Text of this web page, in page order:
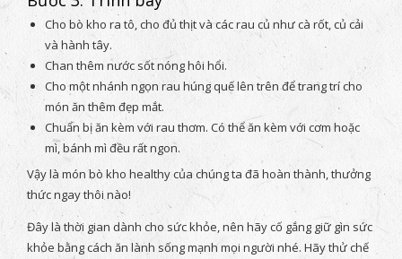
Cho bò kho ra tô, cho đủ thịt và các rau củ như cà rốt, củ cải
và hành tây.
Chan thêm nước sốt nóng hôi hổi.
Cho một nhánh ngọn rau húng quế lên trên để trang trí cho
món ăn thêm đẹp mắt.
Chuẩn bị ăn kèm với rau thơm. Có thể ăn kèm với cơm hoặc
mì, bánh mì đều rất ngon.
Vậy là món bò kho healthy của chúng ta đã hoàn thành, thưởng
thức ngay thôi nào!
Đây là thời gian dành cho sức khỏe, nên hãy cố gắng giữ gìn sức
khỏe bằng cách ăn lành sống mạnh mọi người nhé. Hãy thử chế